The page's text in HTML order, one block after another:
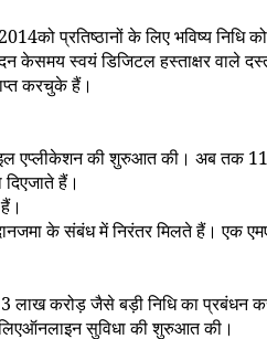
2014को प्रतिष्ठानों के लिए भविष्य
स्वयं डिजिटल हस्ताक्षर वाले
करचुके हैं।
एप्लीकेशन की शुरुआत की। अब तक
हैं।
के संबंध में निरंतर मिलते हैं। एक
3लाख करोड़ जैसे बड़ी निधि का प्रबंधन
सुविधा की शुरुआत की।